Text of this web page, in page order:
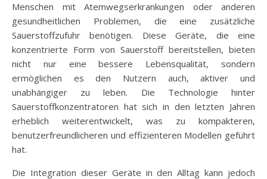
Menschen mit Atemwegserkrankungen oder anderen
gesundheitlichen Problemen, die eine zusätzliche
Sauerstoffzufuhr benötigen. Diese Geräte, die eine
konzentrierte Form von Sauerstoff bereitstellen, bieten
nicht nur eine bessere Lebensqualität, sondern
ermöglichen es den Nutzern auch, aktiver und
unabhängiger zu leben. Die Technologie hinter
Sauerstoffkonzentratoren hat sich in den letzten Jahren
erheblich weiterentwickelt, was zu kompakteren,
benutzerfreundlicheren und effizienteren Modellen geführt
hat.
Die Integration dieser Geräte in den Alltag kann jedoch